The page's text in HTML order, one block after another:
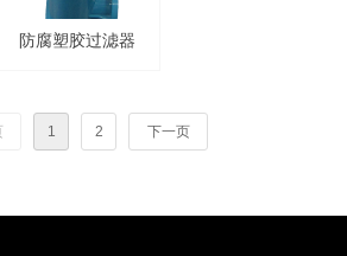
防腐塑胶过滤器
1 2 下一页